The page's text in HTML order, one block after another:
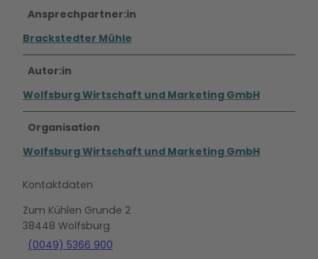
Ansprechpartner:in
Brackstedter Mühle
Autor:in
Wolfsburg Wirtschaft und Marketing GmbH
Organisation
Wolfsburg Wirtschaft und Marketing GmbH
Kontaktdaten
Zum Kühlen Grunde 2
38448 Wolfsburg
(0049) 5366 900